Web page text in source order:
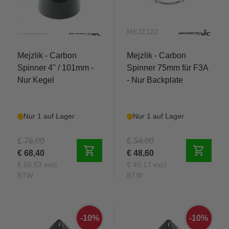
MEJZ066
Mejzlik - Carbon
Spinner 4" / 101mm -
Nur Kegel
Nur 1 auf Lager
€ 76,00
€ 68,40
€ 56,53 excl.
BTW
shopping_cart
MEJZ122
Mejzlik - Carbon
Spinner 75mm für F3A
- Nur Backplate
Nur 1 auf Lager
€ 54,00
€ 48,60
€ 40,17 excl.
BTW
shopping_cart
-10% -10%